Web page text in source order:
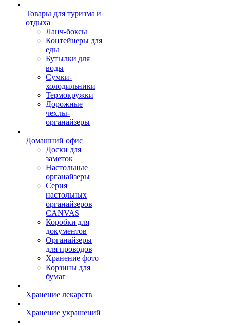
Товары для туризма и
отдыха
Ланч-боксы
Контейнеры для
еды
Бутылки для
воды
Сумки-
холодильники
Термокружки
Дорожные
чехлы-
органайзеры
Домашний офис
Доски для
заметок
Настольные
органайзеры
Серия
настольных
органайзеров
CANVAS
Коробки для
документов
Органайзеры
для проводов
Хранение фото
Корзины для
бумаг
Хранение лекарств
Хранение украшений